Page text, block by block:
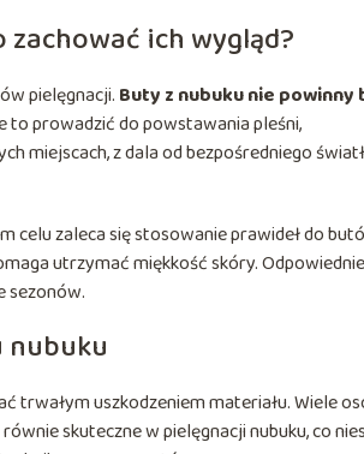
ich wygląd?
pielęgnacji. Buty z nubuku nie powinny
to prowadzić do powstawania pleśni,
miejscach, z dala od bezpośredniego
celu zaleca się stosowanie prawideł do
utrzymać miękkość skóry. Odpowiednie
sezonów.
nubuku
trwałym uszkodzeniem materiału. Wiele
skuteczne w pielęgnacji nubuku, co